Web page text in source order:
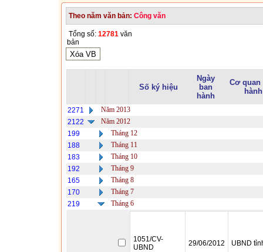
Theo năm văn bản: Công văn
Tổng số: 12781 văn
bản
Số ký hiệu
Ngày
ban
hành
Cơ quan
hành
2271
Năm 2013
2122
Năm 2012
199
Tháng 12
188
Tháng 11
183
Tháng 10
192
Tháng 9
165
Tháng 8
170
Tháng 7
219
Tháng 6
1051/CV-
UBND
29/06/2012 UBND